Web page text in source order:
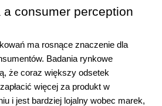
consumer perception
ma rosnące znaczenie dla
Badania rynkowe
że coraz większy odsetek
więcej za produkt w
i jest bardziej lojalny wobec marek,